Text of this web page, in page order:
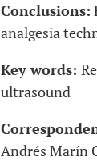
Conclusions:
analgesia
Key words:
ultrasound
Andrés Marín